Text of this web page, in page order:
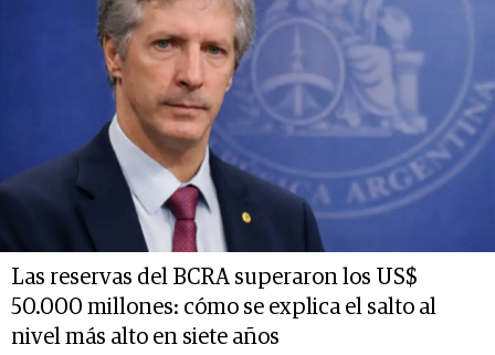
Las reservas del BCRA superaron los US$
50.000 millones: cómo se explica el salto al
nivel más alto en siete años